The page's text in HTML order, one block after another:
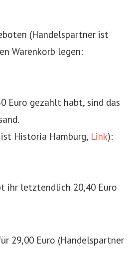
(Handelspartner ist
Warenkorb legen:
Euro gezahlt habt, sind das
Historia Hamburg, Link):
ihr letztendlich 20,40 Euro
29,00 Euro (Handelspartner